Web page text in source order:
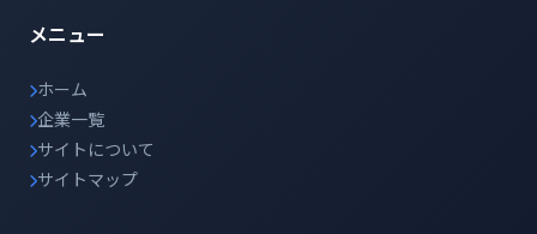
メニュー
ホーム
企業一覧
サイトについて
サイトマップ